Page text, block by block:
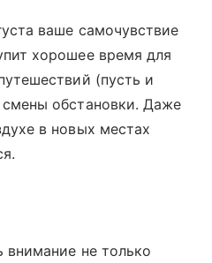
ваше самочувствие
хорошее время для
(пусть и
обстановки. Даже
в новых местах
внимание не только